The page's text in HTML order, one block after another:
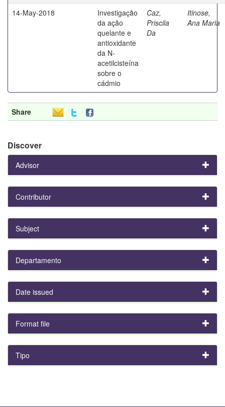
14-May-2018
Investigação
da ação
quelante e
antioxidante
da N-
acetilcisteína
sobre o
cádmio
Caz,
Priscila
Da
Itinose,
Ana Maria
Share
Discover
Advisor
Contributor
Subject
Departamento
Date issued
Format file
Tipo